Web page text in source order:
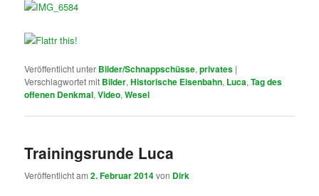
Veröffentlicht unter Bilder/Schnappschüsse,privates |
Verschlagwortet mit Bilder,Historische Eisenbahn, Luca,Tag des
offenen Denkmal,Video,Wesel
Trainingsrunde Luca
Veröffentlicht am2. Februar 2014von Dirk